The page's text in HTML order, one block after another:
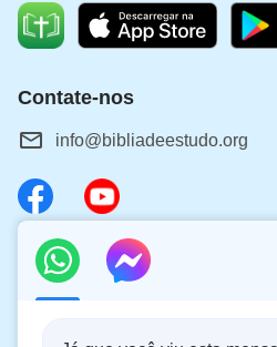
Contate-nos
info@bibliadeestudo.org
Sobre o retorno do
os desastres?
Saiba mais